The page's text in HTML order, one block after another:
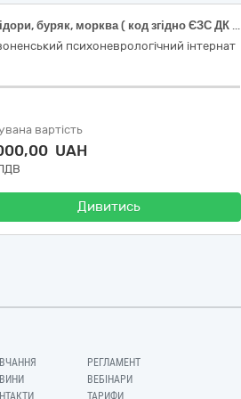
Помідори, буряк, морква ( код згідно ЄЗС ДК 021:2015 03220000-9 Овочі, фрукти та горіхи)
психоневрологічний інтернат
вартість
UAH
Дивитись
РЕГЛАМЕНТ
ВЕБІНАРИ
ТАРИФИ